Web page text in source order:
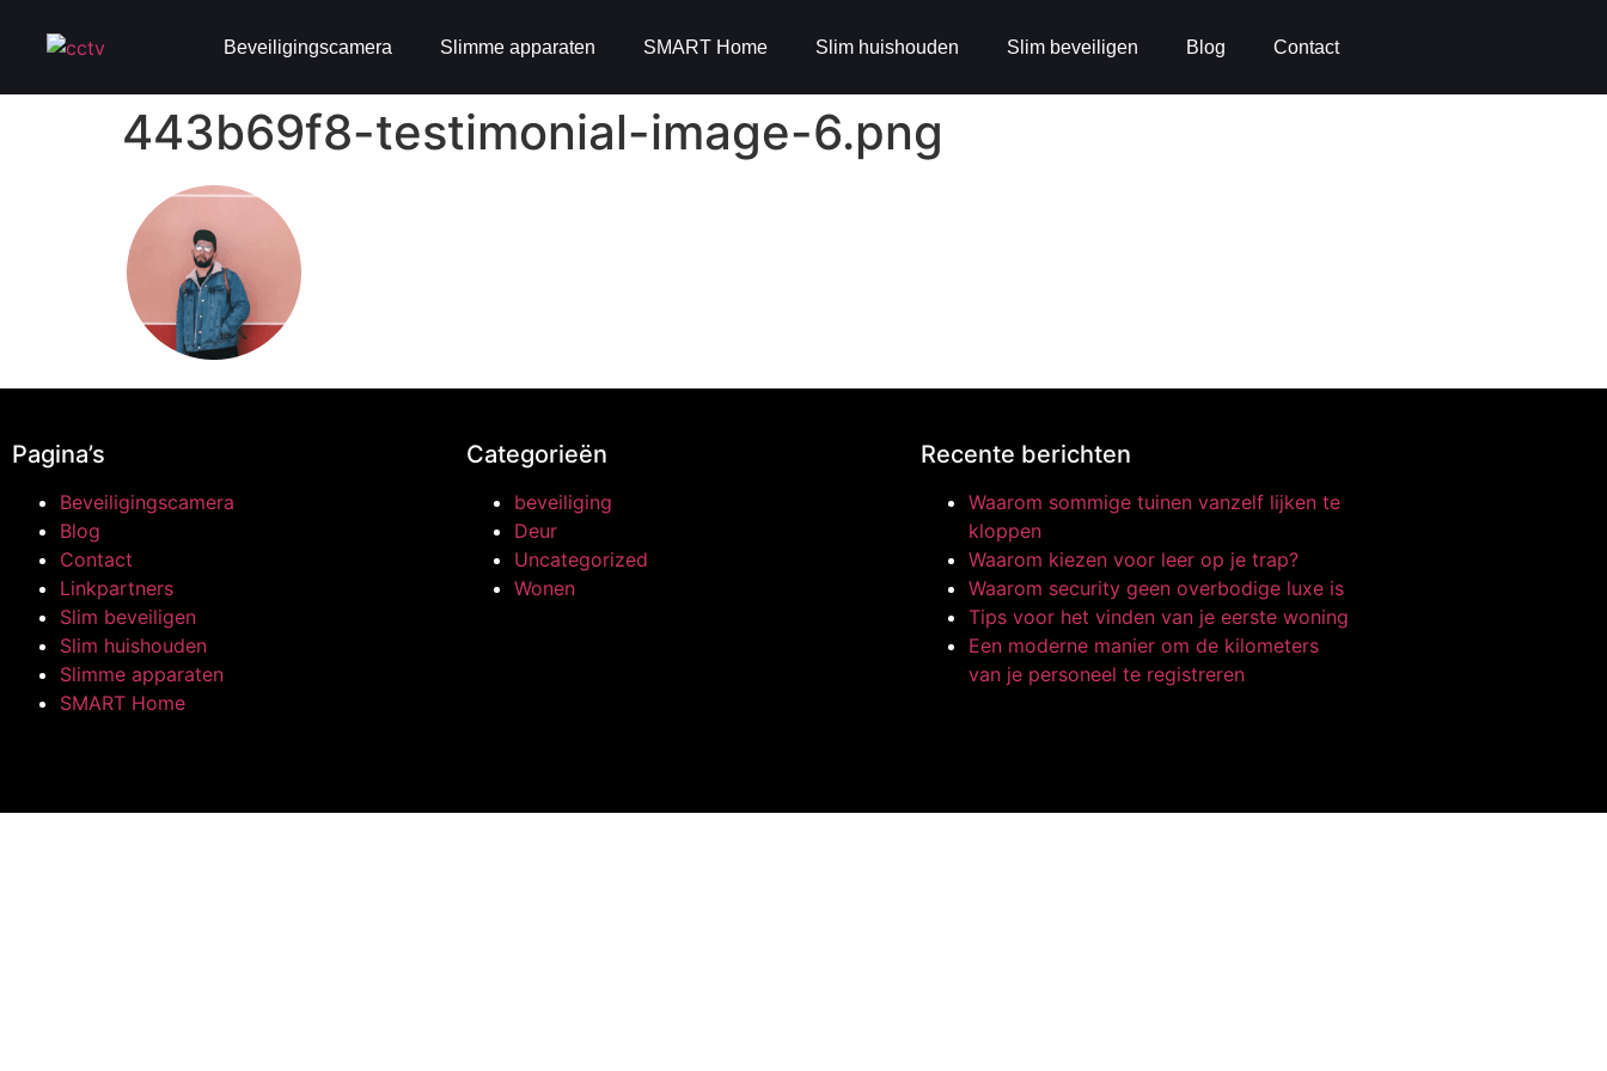
Beveiligingscamera Slimme apparaten SMART Home Slim huishouden Slim beveiligen Blog Contact
443b69f8-testimonial-image-6.png
Pagina’s
Beveiligingscamera
Blog
Contact
Linkpartners
Slim beveiligen
Slim huishouden
Slimme apparaten
SMART Home
Categorieën
beveiliging
Deur
Uncategorized
Wonen
Recente berichten
Waarom sommige tuinen vanzelf lijken te
kloppen
Waarom kiezen voor leer op je trap?
Waarom security geen overbodige luxe is
Tips voor het vinden van je eerste woning
Een moderne manier om de kilometers
van je personeel te registreren